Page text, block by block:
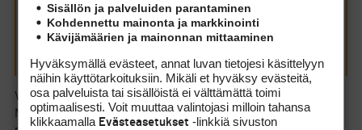
Sisällön ja palveluiden parantaminen
Kohdennettu mainonta ja markkinointi
Kävijämäärien ja mainonnan mittaaminen
Hyväksymällä evästeet, annat luvan tietojesi käsittelyyn
näihin käyttötarkoituksiin. Mikäli et hyväksy evästeitä,
osa palveluista tai sisällöistä ei välttämättä toimi
optimaalisesti. Voit muuttaa valintojasi milloin tahansa
klikkaamalla Evästeasetukset -linkkiä sivuston
greenejä muuallakin nähty, mutta kyllä nuo Porkkalan olivat
sekä FT:llä että HK:lla aivan ylivoimaiset, nopeuden,
tasaisuuden ja pallon käyttäytymisen kannalta.
Toivottavasti ovat myös ensi vuonna.
Vanhan väittämän mukaan mitään hyväähän ei saa halvalla..
Niinpä Peuramaan vastikekin jouduttiin täksi vuoseksi